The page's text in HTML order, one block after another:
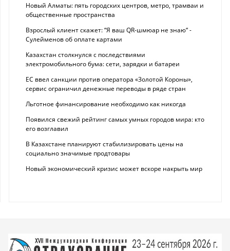
Новый Алматы: пять городских центров, метро, трамваи и
общественные пространства
Взрослый клиент скажет: “Я ваш QR-шмюар не знаю“ -
Сулейменов об оплате картами
Казахстан столкнулся с последствиями
электромобильного бума: сети, зарядки и батареи
ЕС ввел санкции против оператора «Золотой Короны»,
сервис ограничил денежные переводы в ряде стран
Льготное финансирование необходимо как никогда
Появился свежий рейтинг самых умных городов мира: кто
его возглавил
В Казахстане планируют стабилизировать цены на
социально значимые продтовары
Новый экономический кризис может вскоре накрыть мир